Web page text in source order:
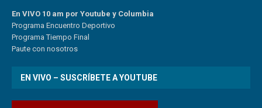
En VIVO 10 am por Youtube y Columbia
Programa Encuentro Deportivo
Programa Tiempo Final
Paute con nosotros
EN VIVO – SUSCRÍBETE A YOUTUBE